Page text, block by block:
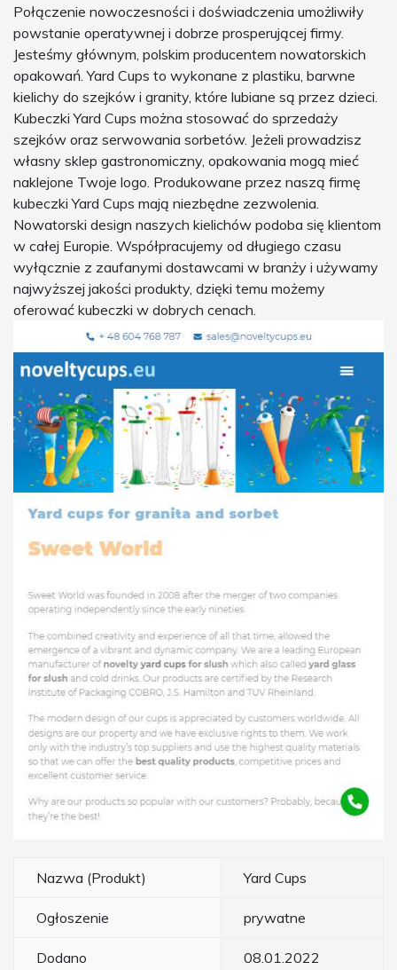
Połączenie nowoczesności i doświadczenia umożliwiły
powstanie operatywnej i dobrze prosperującej firmy.
Jesteśmy głównym, polskim producentem nowatorskich
opakowań. Yard Cups to wykonane z plastiku, barwne
kielichy do szejków i granity, które lubiane są przez dzieci.
Kubeczki Yard Cups można stosować do sprzedaży
szejków oraz serwowania sorbetów. Jeżeli prowadzisz
własny sklep gastronomiczny, opakowania mogą mieć
naklejone Twoje logo. Produkowane przez naszą firmę
kubeczki Yard Cups mają niezbędne zezwolenia.
Nowatorski design naszych kielichów podoba się klientom
w całej Europie. Współpracujemy od długiego czasu
wyłącznie z zaufanymi dostawcami w branży i używamy
najwyższej jakości produkty, dzięki temu możemy
oferować kubeczki w dobrych cenach.
Nazwa (Produkt) Yard Cups
Ogłoszenie prywatne
Dodano 08.01.2022